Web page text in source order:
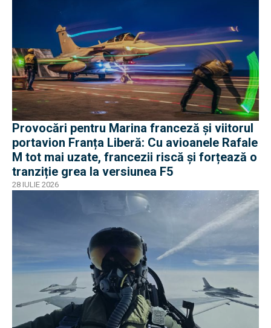
Provocări pentru Marina franceză și viitorul
portavion Franța Liberă: Cu avioanele Rafale
M tot mai uzate, francezii riscă și forțează o
tranziție grea la versiunea F5
28 IULIE 2026